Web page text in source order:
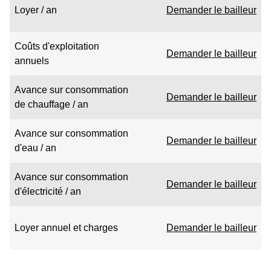
Loyer / an Demander le bailleur
Coûts d'exploitation
annuels
Demander le bailleur
Avance sur consommation
de chauffage / an
Demander le bailleur
Avance sur consommation
d'eau / an
Demander le bailleur
Avance sur consommation
d'électricité / an
Demander le bailleur
Loyer annuel et charges Demander le bailleur